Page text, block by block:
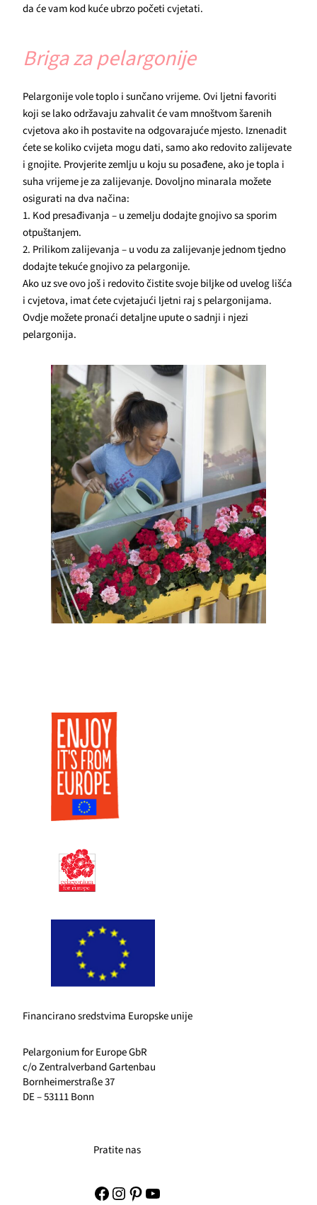
da će vam kod kuće ubrzo početi cvjetati.
Briga za pelargonije
Pelargonije vole toplo i sunčano vrijeme. Ovi ljetni favoriti
koji se lako održavaju zahvalit će vam mnoštvom šarenih
cvjetova ako ih postavite na odgovarajuće mjesto. Iznenadit
ćete se koliko cvijeta mogu dati, samo ako redovito zalijevate
i gnojite. Provjerite zemlju u koju su posađene, ako je topla i
suha vrijeme je za zalijevanje. Dovoljno minarala možete
osigurati na dva načina:
1. Kod presađivanja – u zemelju dodajte gnojivo sa sporim
otpuštanjem.
2. Prilikom zalijevanja – u vodu za zalijevanje jednom tjedno
dodajte tekuće gnojivo za pelargonije.
Ako uz sve ovo još i redovito čistite svoje biljke od uvelog lišća
i cvjetova, imat ćete cvjetajući ljetni raj s pelargonijama.
Ovdje možete pronaći detaljne upute o sadnji i njezi
pelargonija.
Financirano sredstvima Europske unije
Pelargonium for Europe GbR
c/o Zentralverband Gartenbau
Bornheimerstraße 37
DE – 53111 Bonn
Pratite nas
Facebook
Instagram
Pinterest
YouTube